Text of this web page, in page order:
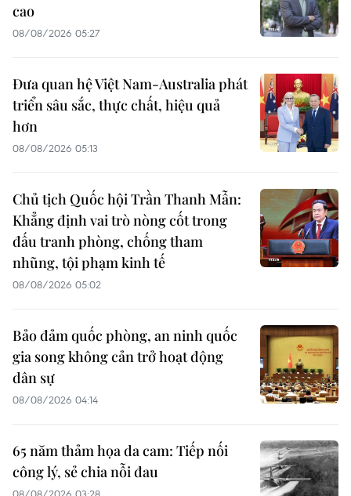
cao
08/08/2026 05:27
Đưa quan hệ Việt Nam-Australia phát
triển sâu sắc, thực chất, hiệu quả
hơn
08/08/2026 05:13
Chủ tịch Quốc hội Trần Thanh Mẫn:
Khẳng định vai trò nòng cốt trong
đấu tranh phòng, chống tham
nhũng, tội phạm kinh tế
08/08/2026 05:02
Bảo đảm quốc phòng, an ninh quốc
gia song không cản trở hoạt động
dân sự
08/08/2026 04:14
65 năm thảm họa da cam: Tiếp nối
công lý, sẻ chia nỗi đau